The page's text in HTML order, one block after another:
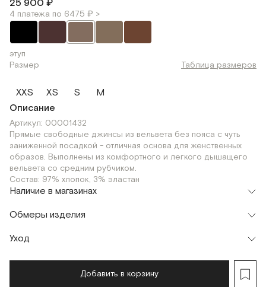
25 900 ₽
4 платежа по 6475 ₽ >
этуп
Размер
Таблица размеров
XXS XS S
M
Описание
Артикул: 00001432
Прямые свободные джинсы из вельвета без пояса с чуть
заниженной посадкой - отличная основа для женственных
образов. Выполнены из комфортного и легкого дышащего
вельвета со средним рубчиком.
Состав: 97% хлопок, 3% эластан
Наличие в магазинах
Флагман
г. Москва, Малая Бронная 16
M
г. Москва, Малая Бронная 24/3
M
Обмеры изделия
Мерки, см
76
Уход
Добавить в корзину